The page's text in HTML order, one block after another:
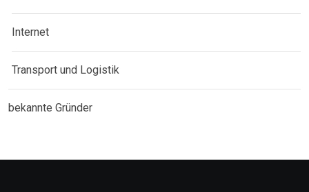
Internet
Transport und Logistik
bekannte Gründer